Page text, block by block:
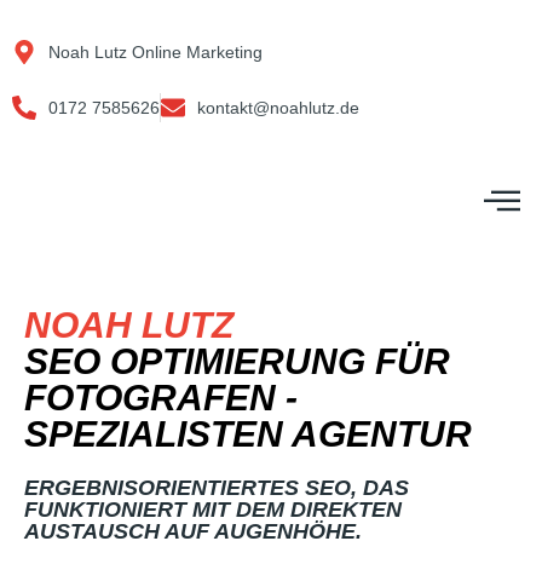
Inhalt
springen
Noah Lutz Online Marketing
0172 7585626 kontakt@noahlutz.de
NOAH LUTZ
SEO OPTIMIERUNG FÜR
FOTOGRAFEN -
SPEZIALISTEN AGENTUR
ERGEBNISORIENTIERTES SEO, DAS
FUNKTIONIERT MIT DEM DIREKTEN
AUSTAUSCH AUF AUGENHÖHE.